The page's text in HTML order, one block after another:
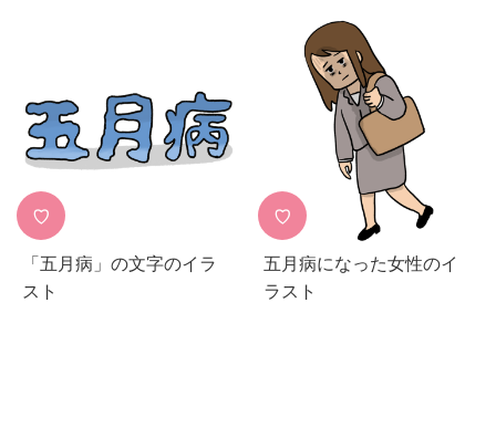
♡
「五月病」の文字のイラ
スト
♡
五月病になった女性のイ
ラスト